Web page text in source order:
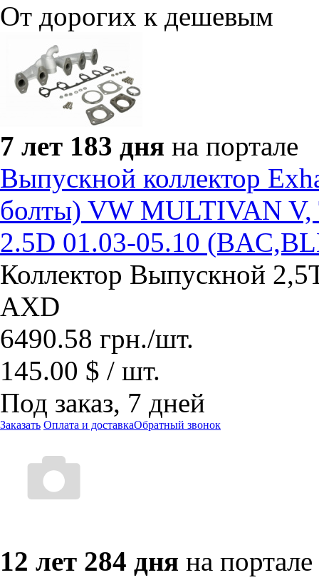
От дорогих к дешевым
7 лет 183 дня на портале
Выпускной коллектор
болты) VW MULTIVAN
2.5D 01.03-05.10
Коллектор Выпускной
AXD
6490.58 грн./шт.
145.00 $ / шт.
Под заказ, 7 дней
Заказать Оплата и доставкаОбратный звонок
12 лет 284 дня на портале